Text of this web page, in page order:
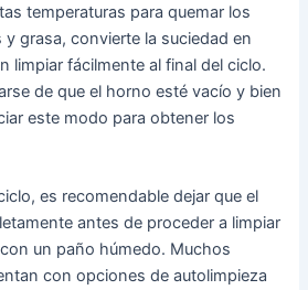
temperaturas para quemar los
grasa, convierte la suciedad en
limpiar fácilmente al final del ciclo.
de que el horno esté vacío y bien
este modo para obtener los
es recomendable dejar que el
antes de proceder a limpiar
un paño húmedo. Muchos
con opciones de autolimpieza